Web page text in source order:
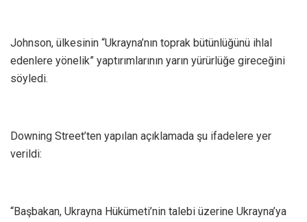
Johnson, ülkesinin “Ukrayna’nın toprak bütünlüğünü ihlal
edenlere yönelik” yaptırımlarının yarın yürürlüğe gireceğini
söyledi.
Downing Street’ten yapılan açıklamada şu ifadelere yer
verildi:
“Başbakan, Ukrayna Hükümeti’nin talebi üzerine Ukrayna’ya